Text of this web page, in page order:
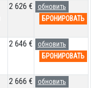
2 626 €
обновить
БРОНИРОВАТЬ
2 646 €
обновить
БРОНИРОВАТЬ
2 666 € обновить